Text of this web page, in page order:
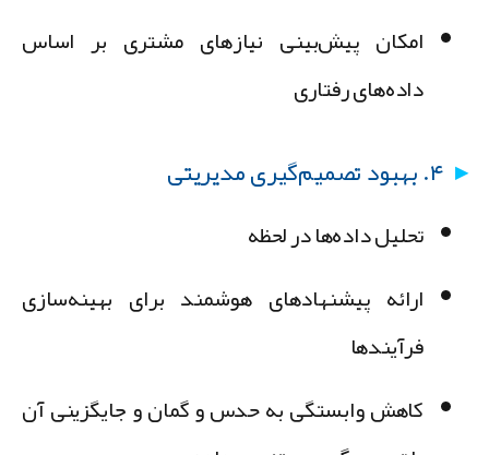
امکان پیش‌بینی نیازهای مشتری بر اساس
داده‌های رفتاری
۴. بهبود تصمیم‌گیری مدیریتی
تحلیل داده‌ها در لحظه
ارائه پیشنهادهای هوشمند برای بهینه‌سازی
فرآیندها
کاهش وابستگی به حدس و گمان و جایگزینی آن